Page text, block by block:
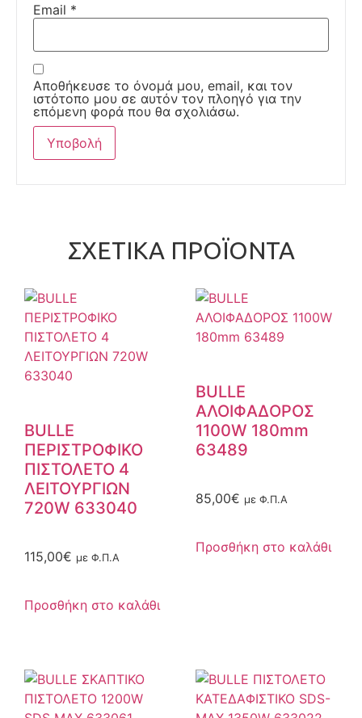
Email *
Αποθήκευσε το όνομά μου, email, και τον
ιστότοπο μου σε αυτόν τον πλοηγό για την
επόμενη φορά που θα σχολιάσω.
ΣΧΕΤΙΚΆ ΠΡΟΪΌΝΤΑ
BULLE
ΠΕΡΙΣΤΡΟΦΙΚΟ
ΠΙΣΤΟΛΕΤΟ 4
ΛΕΙΤΟΥΡΓΙΩΝ
720W 633040
115,00€ με Φ.Π.Α
Προσθήκη στο καλάθι
BULLE
ΑΛΟΙΦΑΔΟΡΟΣ
1100W 180mm
63489
85,00€ με Φ.Π.Α
Προσθήκη στο καλάθι